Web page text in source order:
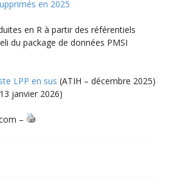
en 2025
en R à partir des référentiels
du package de données PMSI
LPP en sus (ATIH – décembre 2025)
janvier 2026)
–